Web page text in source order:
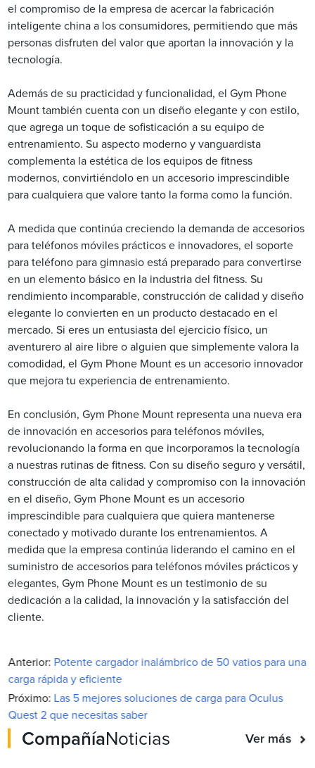
el compromiso de la empresa de acercar la fabricación
inteligente china a los consumidores, permitiendo que más
personas disfruten del valor que aportan la innovación y la
tecnología.
Además de su practicidad y funcionalidad, el Gym Phone
Mount también cuenta con un diseño elegante y con estilo,
que agrega un toque de sofisticación a su equipo de
entrenamiento. Su aspecto moderno y vanguardista
complementa la estética de los equipos de fitness
modernos, convirtiéndolo en un accesorio imprescindible
para cualquiera que valore tanto la forma como la función.
A medida que continúa creciendo la demanda de accesorios
para teléfonos móviles prácticos e innovadores, el soporte
para teléfono para gimnasio está preparado para convertirse
en un elemento básico en la industria del fitness. Su
rendimiento incomparable, construcción de calidad y diseño
elegante lo convierten en un producto destacado en el
mercado. Si eres un entusiasta del ejercicio físico, un
aventurero al aire libre o alguien que simplemente valora la
comodidad, el Gym Phone Mount es un accesorio innovador
que mejora tu experiencia de entrenamiento.
En conclusión, Gym Phone Mount representa una nueva era
de innovación en accesorios para teléfonos móviles,
revolucionando la forma en que incorporamos la tecnología
a nuestras rutinas de fitness. Con su diseño seguro y versátil,
construcción de alta calidad y compromiso con la innovación
en el diseño, Gym Phone Mount es un accesorio
imprescindible para cualquiera que quiera mantenerse
conectado y motivado durante los entrenamientos. A
medida que la empresa continúa liderando el camino en el
suministro de accesorios para teléfonos móviles prácticos y
elegantes, Gym Phone Mount es un testimonio de su
dedicación a la calidad, la innovación y la satisfacción del
cliente.
Anterior: Potente cargador inalámbrico de 50 vatios para una
carga rápida y eficiente
Próximo: Las 5 mejores soluciones de carga para Oculus
Quest 2 que necesitas saber
CompañíaNoticias Ver más